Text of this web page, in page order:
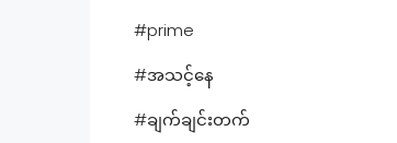
#prime
#အသင့်နေ
#ချက်ချင်းတက်